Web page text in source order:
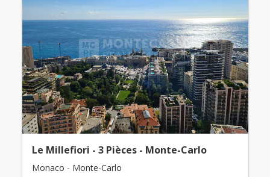
Le Millefiori - 3 Pièces - Monte-Carlo
Monaco - Monte-Carlo